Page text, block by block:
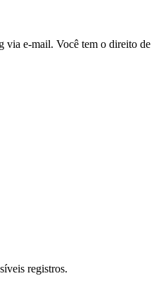
via e-mail. Você tem o direito de
registros.